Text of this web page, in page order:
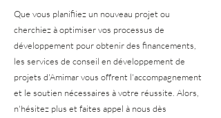
Que vous planifiiez un nouveau projet ou
cherchiez à optimiser vos processus de
développement pour obtenir des financements,
les services de conseil en développement de
projets d'Amimar vous offrent l'accompagnement
et le soutien nécessaires à votre réussite. Alors,
n'hésitez plus et faites appel à nous dès